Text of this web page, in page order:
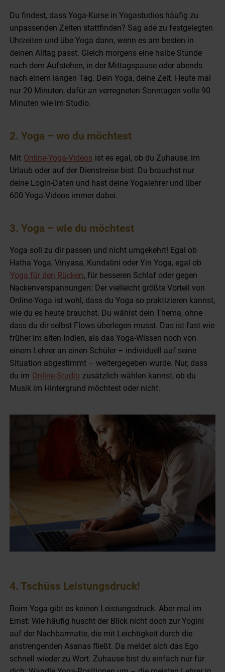
Du findest, dass Yoga-Kurse in Yogastudios häufig zu
unpassenden Zeiten stattfinden? Sag adé zu festgelegten
Uhrzeiten und übe Yoga dann, wenn es am besten in
deinen Alltag passt. Gleich morgens eine halbe Stunde
nach dem Aufstehen, in der Mittagspause oder abends
nach einem langen Tag. Dein Yoga, deine Zeit. Heute mal
nur 20 Minuten, dafür an verregneten Sonntagen volle 90
Minuten wie im Studio.
2. Yoga – wo du möchtest
Mit Online-Yoga-Videos ist es egal, ob du Zuhause, im
Urlaub oder auf der Dienstreise bist: Du brauchst nur
deine Login-Daten und hast deine Yogalehrer und über
600 Yoga-Videos immer dabei.
3. Yoga – wie du möchtest
Yoga soll zu dir passen und nicht umgekehrt! Egal ob
Hatha Yoga, Vinyasa, Kundalini oder Yin Yoga, egal ob
Yoga für den Rücken, für besseren Schlaf oder gegen
Nackenverspannungen: Der vielleicht größte Vorteil von
Online-Yoga ist wohl, dass du Yoga so praktizieren kannst,
wie du es heute brauchst. Du wählst dein Thema, ohne
dass du dir selbst Flows überlegen musst. Das ist fast wie
früher im alten Indien, als das Yoga-Wissen noch von
einem Lehrer an einen Schüler – individuell auf seine
Situation abgestimmt – weitergegeben wurde. Nur, dass
du im Online-Studio zusätzlich wählen kannst, ob du
Musik im Hintergrund möchtest oder nicht.
4. Tschüss Leistungsdruck!
Beim Yoga gibt es keinen Leistungsdruck. Aber mal im
Ernst: Wie häufig huscht der Blick nicht doch zur Yogini
auf der Nachbarmatte, die mit Leichtigkeit durch die
anstrengenden Asanas fließt. Da meldet sich das Ego
schnell wieder zu Wort. Zuhause bist du einfach nur für